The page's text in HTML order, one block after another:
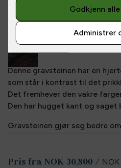
Se gravsteinen i en annen
Denne gravsteinen har en
som står i kontrast til det
Det fremhever den vakre
Den har hugget kant og saget
Gravsteinen gjør seg bedre
holder ugresset unna, slik at
Pris fra NOK 30,800 / NOK